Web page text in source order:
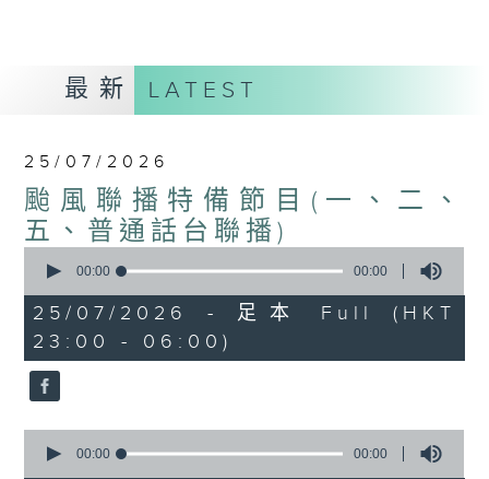
最新 LATEST
25/07/2026
颱風聯播特備節目(一、二、
五、普通話台聯播)
seconds
0
seconds
00:00 00:00
25/07/2026 - 足本 Full (HKT
23:00 - 06:00)
seconds
00:00 00:00